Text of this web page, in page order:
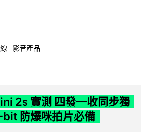
影音產品
2s 實測 四發一收同步獨
防爆咪拍片必備